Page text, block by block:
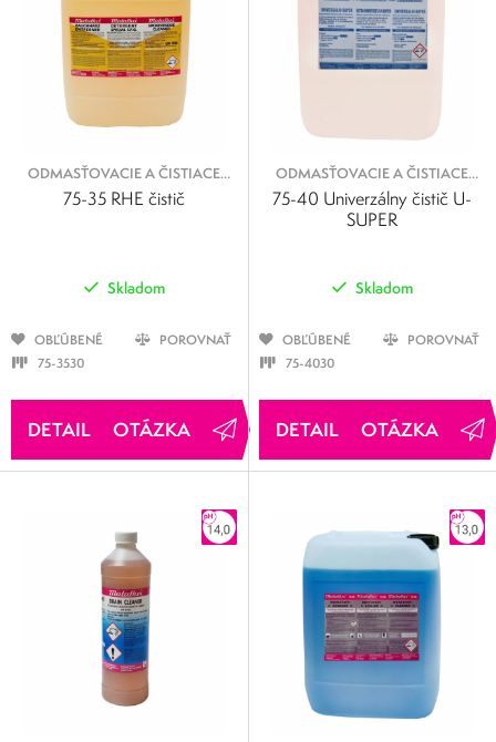
ODMASŤOVACIE A ČISTIACE
KVAPALINY
75-35 RHE čistič
Skladom
OBĽÚBENÉ
POROVNAŤ
75-3530
OTÁZKA
ODMASŤOVACIE A ČISTIACE
KVAPALINY
75-40 Univerzálny čistič U-
SUPER
Skladom
OBĽÚBENÉ
POROVNAŤ
75-4030
OTÁZKA